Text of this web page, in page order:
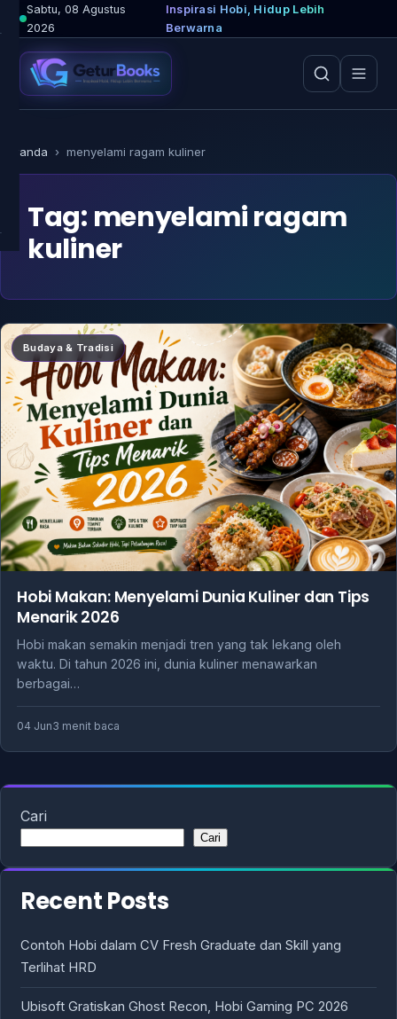
Lewati
ke
konten
Sabtu, 08 Agustus
2026
Inspirasi Hobi, Hidup Lebih
Berwarna
Beranda › menyelami ragam kuliner
Tag: menyelami ragam
kuliner
Budaya & Tradisi
Hobi Makan: Menyelami Dunia Kuliner dan Tips
Menarik 2026
Hobi makan semakin menjadi tren yang tak lekang oleh
waktu. Di tahun 2026 ini, dunia kuliner menawarkan
berbagai…
04 Jun3 menit baca
Cari
Cari
Recent Posts
Contoh Hobi dalam CV Fresh Graduate dan Skill yang
Terlihat HRD
Ubisoft Gratiskan Ghost Recon, Hobi Gaming PC 2026